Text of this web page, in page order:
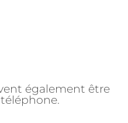
également être